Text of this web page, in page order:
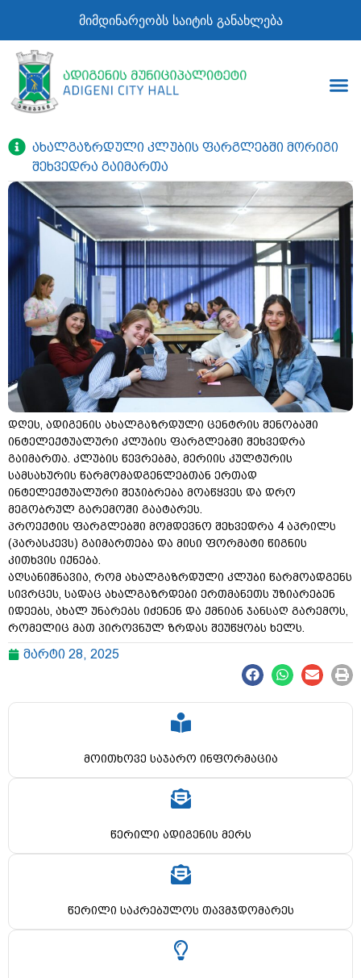
მიმდინარეობს საიტის განახლება
ახალგაზრდული კლუბის ფარგლებში მორიგი
შეხვედრა გაიმართა
დღეს, ადიგენის ახალგაზრდული ცენტრის შენობაში
ინტელექტუალური კლუბის ფარგლებში შეხვედრა
გაიმართა. კლუბის წევრებმა, მერიის კულტურის
სამსახურის წარმომადგენლებთან ერთად
ინტელექტუალური შეჯიბრება მოაწყვეს და დრო
მეგობრულ გარემოში გაატარეს.
პროექტის ფარგლებში მომდევნო შეხვედრა 4 აპრილს
(პარასკევს) გაიმართება და მისი ფორმატი წიგნის
კითხვის იქნება.
აღსანიშნავია, რომ ახალგაზრდული კლუბი წარმოადგენს
სივრცეს, სადაც ახალგაზრდები ერთმანეთს უზიარებენ
იდეებს, ახალ უნარებს იძენენ და ქმნიან ჯანსაღ გარემოს,
რომელიც მათ პიროვნულ ზრდას შეუწყობს ხელს.
მარტი 28, 2025
მოითხოვე საჯარო ინფორმაცია
წერილი ადიგენის მერს
წერილი საკრებულოს თავმჯდომარეს